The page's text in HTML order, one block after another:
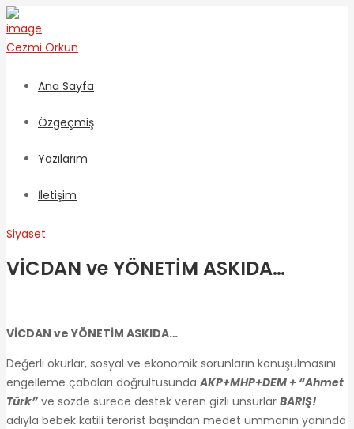
Cezmi Orkun
Ana Sayfa
Özgeçmiş
Yazılarım
İletişim
Siyaset
VİCDAN ve YÖNETİM ASKIDA…
VİCDAN ve YÖNETİM ASKIDA…
Değerli okurlar, sosyal ve ekonomik sorunların konuşulmasını
engelleme çabaları doğrultusundaAKP+MHP+DEM + “Ahmet
Türk” ve sözde sürece destek veren gizli unsurlar BARIŞ!
adıyla bebek katili terörist başından medet ummanın yanında